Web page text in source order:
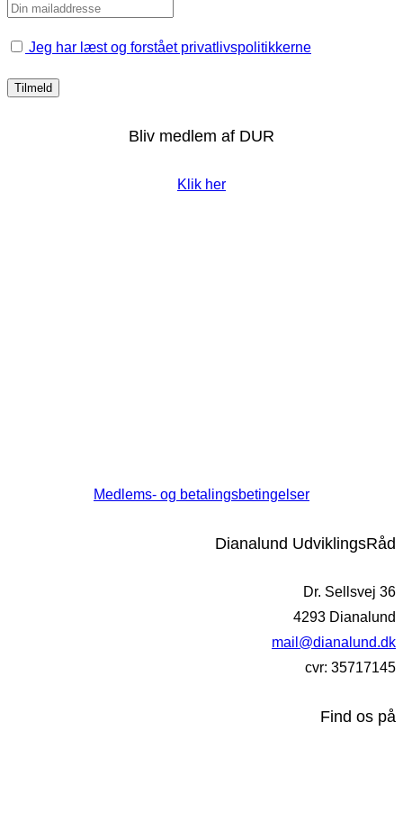
Jeg har læst og forstået privatlivspolitikkerne
Bliv medlem af DUR
Klik her
Medlems- og betalingsbetingelser
Dianalund UdviklingsRåd
Dr. Sellsvej 36
4293 Dianalund
mail@dianalund.dk
cvr: 35717145
Find os på